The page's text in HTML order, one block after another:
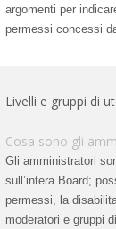
argomenti per
permessi concessi
Livelli e gruppi di
Cosa sono gli
Gli amministratori
sull’intera Board;
permessi, la
moderatori e gruppi